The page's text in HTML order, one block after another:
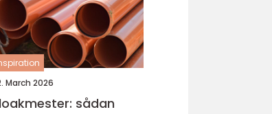
March 2026
sådan